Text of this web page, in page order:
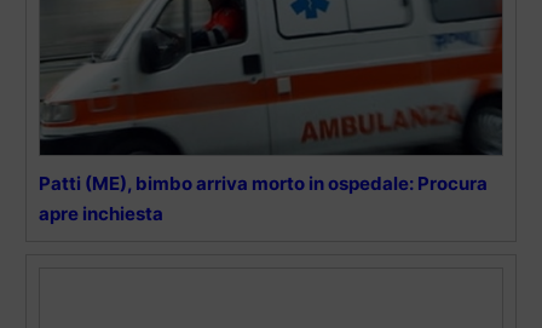
Patti (ME), bimbo arriva morto in ospedale: Procura
apre inchiesta